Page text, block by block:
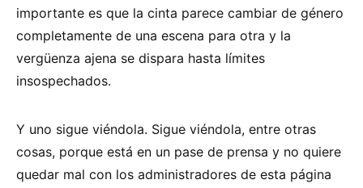
importante es que la cinta parece cambiar de género
completamente de una escena para otra y la
vergüenza ajena se dispara hasta límites
insospechados.
Y uno sigue viéndola. Sigue viéndola, entre otras
cosas, porque está en un pase de prensa y no quiere
quedar mal con los administradores de esta página